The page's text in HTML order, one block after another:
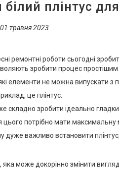
плінтус
01 травня 2023
ремонтні роботи сьогодні
зробити процес простішим
елементи не можна випускати з
це плінтус.
складно зробити ідеально
потрібно мати максимальну
дуже важливо встановити
може докорінно змінити